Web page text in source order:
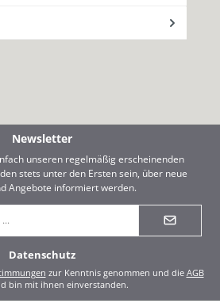
Newsletter
unseren regelmäßig erscheinenden
stets unter den Ersten sein, über neue
Angebote informiert werden.
Datenschutz
zur Kenntnis genommen und die AGB
bin mit ihnen einverstanden.